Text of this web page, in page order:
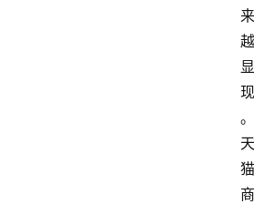
来
越
显
现
。
天
猫
商